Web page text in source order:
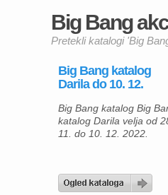
Big Bang
Pretekli katalogi 'Big
Big Bang katalog
Darila do 10. 12.
Big Bang katalog Big
katalog Darila velja od
11. do 10. 12. 2022.